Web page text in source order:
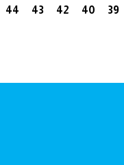
39
40
42
43
44